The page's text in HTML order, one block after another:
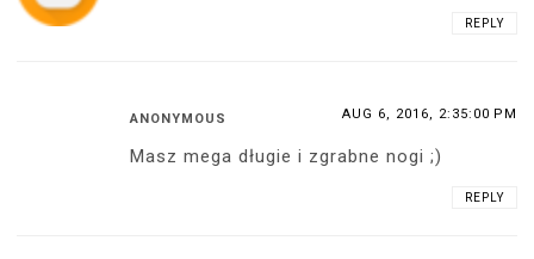
REPLY
ANONYMOUS AUG 6, 2016, 2:35:00 PM
Masz mega długie i zgrabne nogi ;)
REPLY